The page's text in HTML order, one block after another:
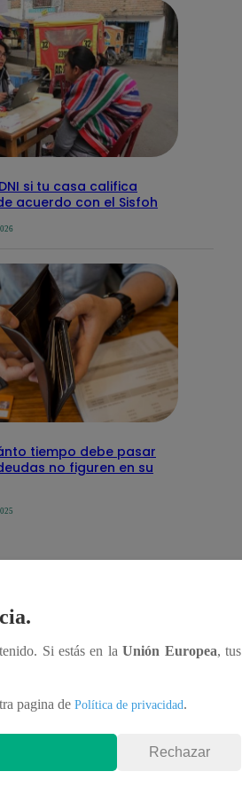
si tu casa califica
acuerdo con el Sisfoh
tiempo debe pasar
no figuren en su
Si estás en laUnión Europea, tus
pagina de Política de privacidad.
Rechazar